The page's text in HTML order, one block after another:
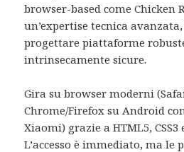
browser-based come Chicken
un’expertise tecnica
progettare piattaforme
intrinsecamente sicure.
Gira su browser moderni
Chrome/Firefox su Android
Xiaomi) grazie a HTML5, CSS3
L’accesso è immediato, ma le